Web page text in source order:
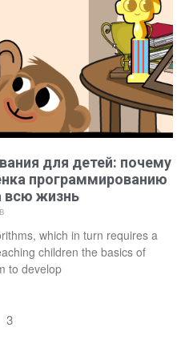
для детей: почему
программированию
всю жизнь
which in turn requires a
children the basics of
to develop
3